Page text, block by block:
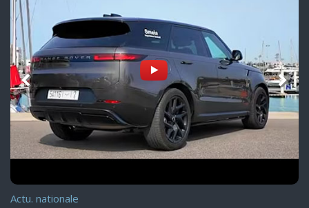
Actu. nationale